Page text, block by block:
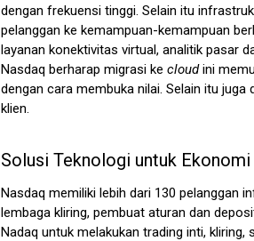
dengan frekuensi tinggi. Selain itu
pelanggan ke kemampuan-kemampuan
layanan konektivitas virtual, analitik pasar
Nasdaq berharap migrasi ke cloudini
dengan cara membuka nilai. Selain itu
klien.
Solusi Teknologi untuk Ekonomi
Nasdaq memiliki lebih dari 130 pelanggan
lembaga kliring, pembuat aturan dan
Nadaq untuk melakukan trading inti,